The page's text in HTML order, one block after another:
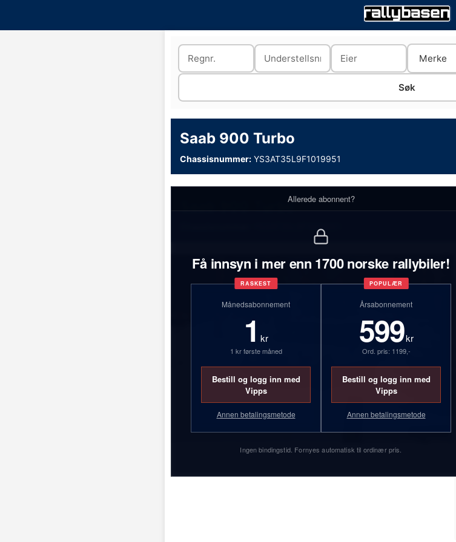
Saab 900 Turbo
Chassisnummer: YS3AT35L9F1019951
Allerede abonnent?
Få innsyn i mer enn 1700 norske rallybiler!
RASKEST
Månedsabonnement
1 kr
1 kr første måned
Bestill og logg inn med
Vipps
Annen betalingsmetode
POPULÆR
Årsabonnement
599kr
Ord. pris: 1199,-
Bestill og logg inn med
Vipps
Annen betalingsmetode
Ingen bindingstid. Fornyes automatisk til ordinær pris.
Saab 900 Turbo
YS3AT35L9F1019951
Foto: Privat